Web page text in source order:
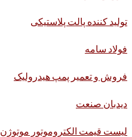
تولید کننده پالت پلاستیکی
فولاد سامه
فروش و تعمیر پمپ هیدرولیک
دیدبان صنعت
لیست قیمت الکتروموتور موتوژن